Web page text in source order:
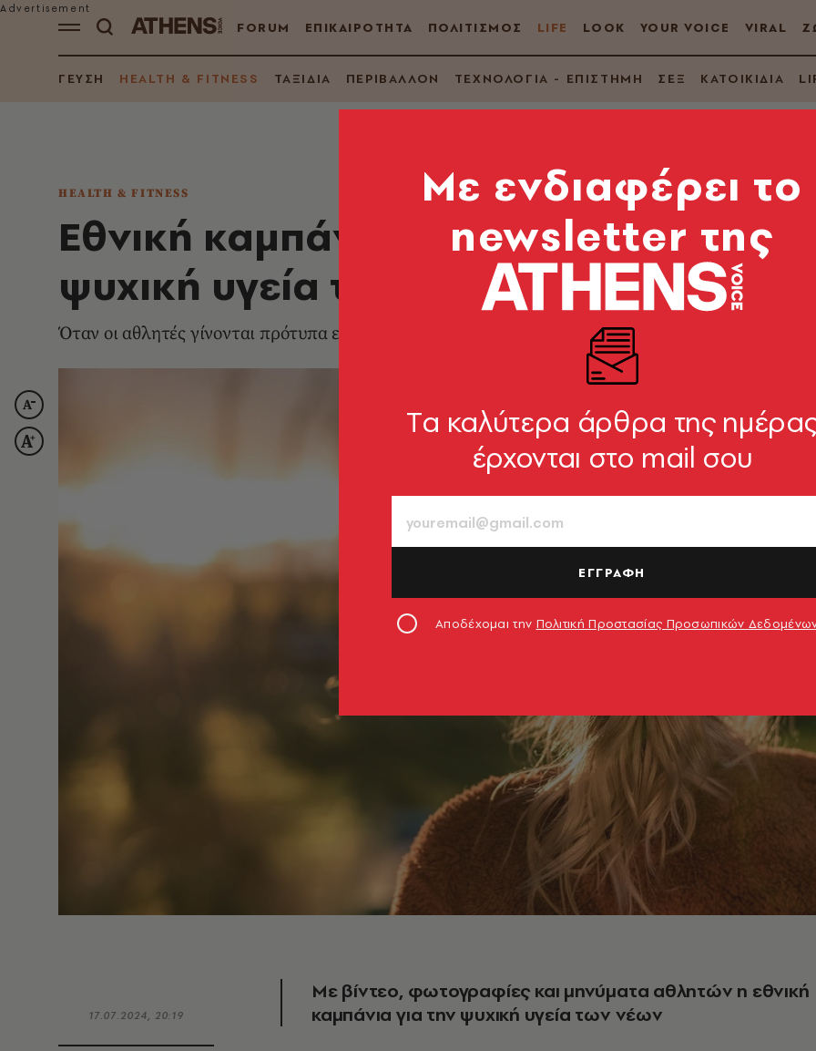
FORUM ΕΠΙΚΑΙΡΟΤΗΤΑ ΠΟΛΙΤΙΣΜΟΣ LIFE LOOK YOUR VOICE VIRAL
ΓΕΥΣΗ HEALTH & FITNESS ΤΑΞΙΔΙΑ ΠΕΡΙΒΑΛΛΟΝ ΤΕΧΝΟΛΟΓΙΑ - ΕΠΙΣΤΗΜΗ ΣΕΞ ΚΑΤΟΙΚΙΔΙΑ
HEALTH & FITNESS
Εθνική καμπάνια ευαισθητοποίησης
ψυχική υγεία των νέων στην Ελλάδα
Όταν οι αθλητές γίνονται πρότυπα ενάντια στο στίγμα
17.07.2024, 20:19
Με βίντεο, φωτογραφίες και μηνύματα αθλητών η εθνική
καμπάνια για την ψυχική υγεία των νέων
Mε ενδιαφέρει το
newsletter της
Tα καλύτερα άρθρα της
έρχονται στο mail σου
ΕΓΓΡΑΦΗ
Αποδέχομαι την Πολιτική Προστασίας Προσωπικών